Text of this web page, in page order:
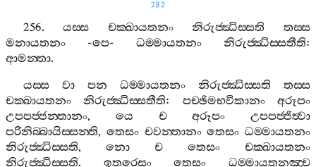
282
256.යස‍්ස චක‍්ඛායතනං නිරුජ‍්ඣිස‍්සති
තස‍්ස
මනායතනං -පෙ- ධම‍්මායතනං නිරුජ‍්ඣිස‍්සතීති:
ආමන‍්තා.
යස‍්ස
වා පන ධම‍්මායතනං නිරුජ‍්ඣිස‍්සති
තස‍්ස
චක‍්ඛායතනං
නිරුජ‍්ඣිස‍්සතීති: පච‍්ඡිමභවිකානං
අරූපං
උපපජ‍්ජන‍්තානං, යෙ ච අරූපං
උපපජ‍්ජිත්‍වා
පරිනිබ‍්බායිස‍්සන‍්ති, තෙසං චවන‍්තානං තෙසං ධම‍්මායතනං
නිරුජ‍්ඣිස‍්සති, නො ච තෙසං
චක‍්ඛායතනං
නිරුජ‍්ඣිස‍්සති. ඉතරෙසං තෙසං
ධම‍්මායතනඤ‍්ච